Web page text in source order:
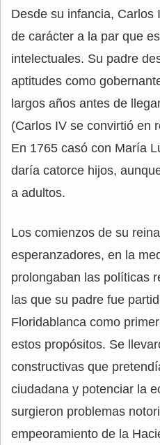
Desde su infancia, Carlos
de carácter a la par que
intelectuales. Su padre
aptitudes como
largos años antes de
(Carlos IV se convirtió en
En 1765 casó con María
daría catorce hijos,
a adultos.
Los comienzos de su
esperanzadores, en la
prolongaban las políticas
las que su padre fue
Floridablanca como
estos propósitos. Se
constructivas que
ciudadana y potenciar la
surgieron problemas
empeoramiento de la